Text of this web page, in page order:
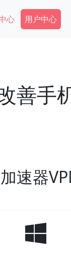
心 Secondary
用户中心
善手
速器